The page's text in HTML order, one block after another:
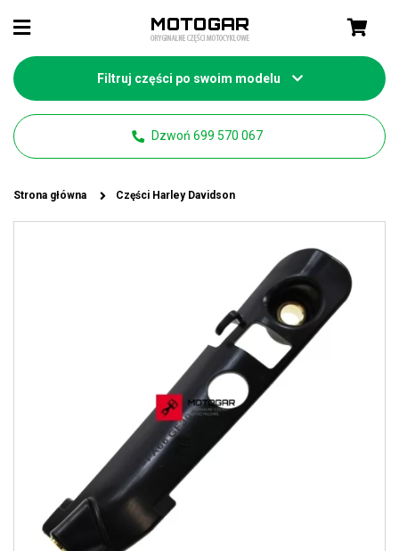
Filtruj części po swoim modelu
Dzwoń 699 570 067
Strona główna Części Harley Davidson